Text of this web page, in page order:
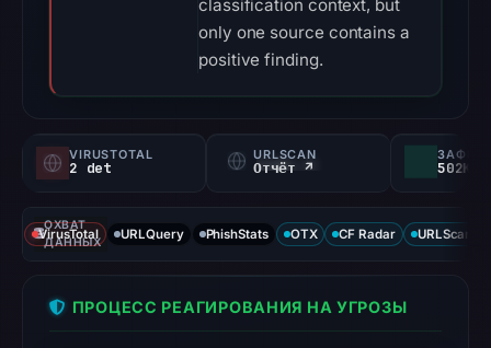
classification context, but
only one source contains a
positive finding.
VIRUSTOTAL
2 det
URLSCAN
Отчёт ↗
ОХВАТ
ДАННЫХ
VirusTotal URLQuery PhishStats OTX CF Radar URLScan
ПРОЦЕСС РЕАГИРОВАНИЯ НА УГРОЗЫ